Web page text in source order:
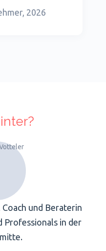
2026
und Beraterin
Professionals in der